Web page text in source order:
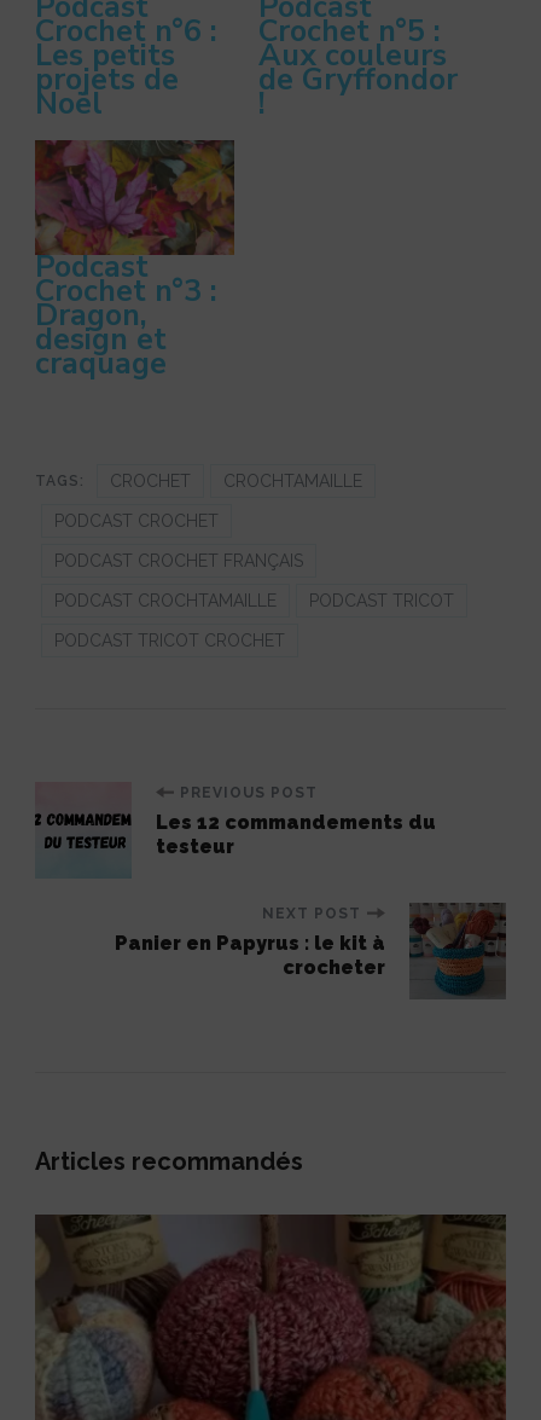
Crochet n°6 :
Les petits
projets de
Noël
Crochet n°5 :
Aux couleurs
de Gryffondor
!
Podcast
Crochet n°3 :
Dragon,
design et
craquage
TAGS: CROCHET CROCHTAMAILLE
PODCAST CROCHET
PODCAST CROCHET FRANÇAIS
PODCAST CROCHTAMAILLE PODCAST TRICOT
PODCAST TRICOT CROCHET
Post
Navigation
PREVIOUS POST
Les 12 commandements du
testeur
NEXT POST
Panier en Papyrus : le kit à
crocheter
Articles recommandés